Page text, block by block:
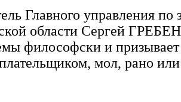
Главного управления по
области Сергей
философски и призывает
мол, рано